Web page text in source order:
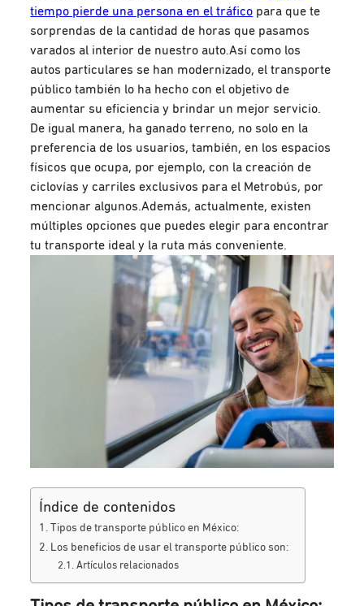
tiempo pierde una persona en el tráfico para que te
sorprendas de la cantidad de horas que pasamos
varados al interior de nuestro auto.Así como los
autos particulares se han modernizado, el transporte
público también lo ha hecho con el objetivo de
aumentar su eficiencia y brindar un mejor servicio.
De igual manera, ha ganado terreno, no solo en la
preferencia de los usuarios, también, en los espacios
físicos que ocupa, por ejemplo, con la creación de
ciclovías y carriles exclusivos para el Metrobús, por
mencionar algunos.Además, actualmente, existen
múltiples opciones que puedes elegir para encontrar
tu transporte ideal y la ruta más conveniente.
Índice de contenidos
Tipos de transporte público en México:
Los beneficios de usar el transporte público son:
Artículos relacionados